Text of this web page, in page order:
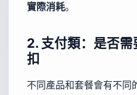
實際消耗。
2. 支付類：是否
扣
不同產品和套餐會有不同